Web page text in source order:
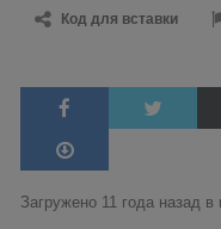
Код для вставки
Загружено 11 года назад в